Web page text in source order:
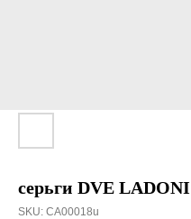
серьги DVE LADONI
SKU: CA00018u